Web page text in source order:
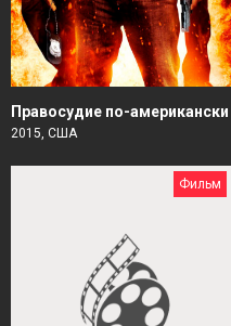
Правосудие по-американски
2015, США
Фильм